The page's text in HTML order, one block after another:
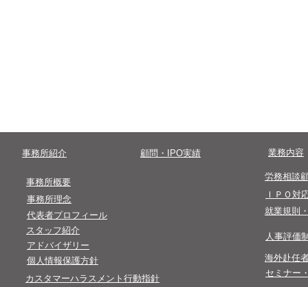
受付時間終了後のお問い合わせは翌営業
​事務所紹介 ​顧問・IPO実績
​事務所概要
事務所理念
代表者プロフィール
​スタッフ紹介
​アドバイザリー
​個人情報保護方針​
カスタマーハラスメント行動指針
​業務内容
労務相談
ＩＰＯ対
就業規則
人事評価
海外赴任
セミナー